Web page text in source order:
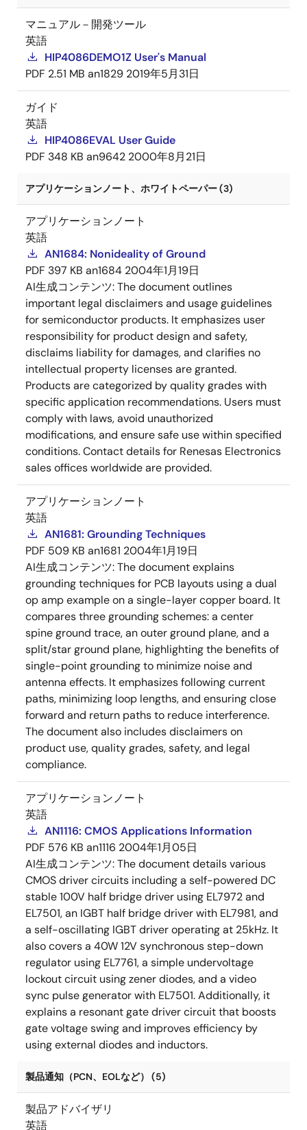
マニュアル－開発ツール
英語
HIP4086DEMO1Z User's Manual
PDF 2.51 MB an1829 2019年5月31日
ガイド
英語
HIP4086EVAL User Guide
PDF 348 KB an9642 2000年8月21日
アプリケーションノート、ホワイトペーパー (3)
アプリケーションノート
英語
AN1684: Nonideality of Ground
PDF 397 KB an1684 2004年1月19日
AI生成コンテンツ:The document outlines
important legal disclaimers and usage guidelines
for semiconductor products. It emphasizes user
responsibility for product design and safety,
disclaims liability for damages, and clarifies no
intellectual property licenses are granted.
Products are categorized by quality grades with
specific application recommendations. Users must
comply with laws, avoid unauthorized
modifications, and ensure safe use within specified
conditions. Contact details for Renesas Electronics
sales offices worldwide are provided.
アプリケーションノート
英語
AN1681: Grounding Techniques
PDF 509 KB an1681 2004年1月19日
AI生成コンテンツ:The document explains
grounding techniques for PCB layouts using a dual
op amp example on a single-layer copper board. It
compares three grounding schemes: a center
spine ground trace, an outer ground plane, and a
split/star ground plane, highlighting the benefits of
single-point grounding to minimize noise and
antenna effects. It emphasizes following current
paths, minimizing loop lengths, and ensuring close
forward and return paths to reduce interference.
The document also includes disclaimers on
product use, quality grades, safety, and legal
compliance.
アプリケーションノート
英語
AN1116: CMOS Applications Information
PDF 576 KB an1116 2004年1月05日
AI生成コンテンツ:The document details various
CMOS driver circuits including a self-powered DC
stable 100V half bridge driver using EL7972 and
EL7501, an IGBT half bridge driver with EL7981, and
a self-oscillating IGBT driver operating at 25kHz. It
also covers a 40W 12V synchronous step-down
regulator using EL7761, a simple undervoltage
lockout circuit using zener diodes, and a video
sync pulse generator with EL7501. Additionally, it
explains a resonant gate driver circuit that boosts
gate voltage swing and improves efficiency by
using external diodes and inductors.
製品通知（PCN、EOLなど） (5)
製品アドバイザリ
英語